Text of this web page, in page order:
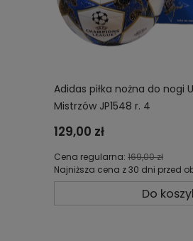
Adidas piłka nożna do nogi
Mistrzów JP1548 r. 4
129,00 zł
Cena regularna: 169,00 zł
Najniższa cena z 30 dni przed
Do